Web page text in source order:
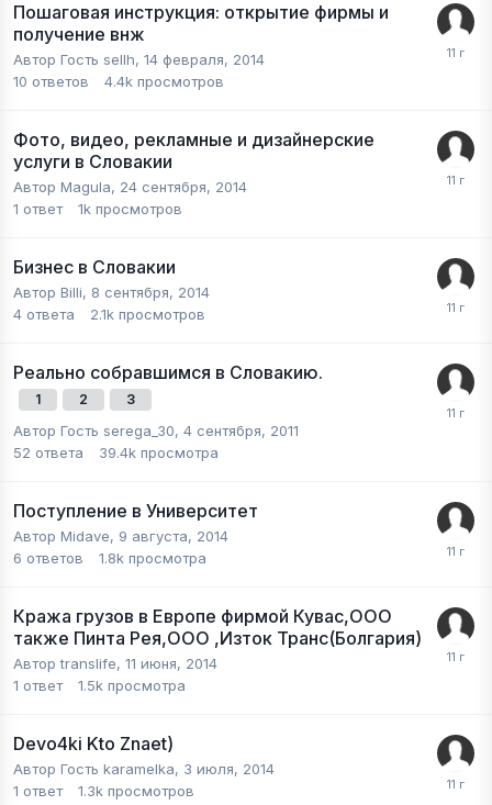
Пошаговая инструкция: открытие фирмы и
получение внж
Автор Гость sellh, 14 февраля, 2014
10 ответов 4.4k просмотров
Фото, видео, рекламные и дизайнерские
услуги в Словакии
Автор Magula, 24 сентября, 2014
1 ответ 1k просмотров
Бизнес в Словакии
Автор Billi, 8 сентября, 2014
4 ответа 2.1k просмотров
Реально собравшимся в Словакию.
1 2 3
Автор Гость serega_30, 4 сентября, 2011
52 ответа 39.4k просмотра
Поступление в Университет
Автор Midave, 9 августа, 2014
6 ответов 1.8k просмотра
Кража грузов в Европе фирмой Кувас,ООО
также Пинта Рея,ООО ,Изток Транс(Болгария)
Авторtranslife, 11 июня, 2014
1 ответ 1.5k просмотра
Devo4ki Kto Znaet)
Автор Гость karamelka, 3 июля, 2014
1 ответ 1.3k просмотров